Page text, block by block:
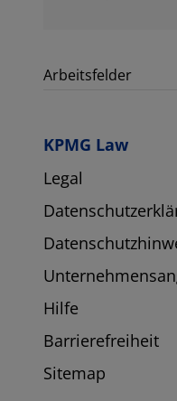
Arbeitsfelder
KPMG Law
Legal
Hilfe
Barrierefreiheit
Sitemap